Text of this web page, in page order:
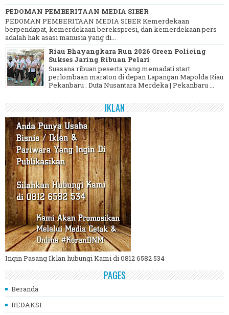
PEDOMAN PEMBERITAAN MEDIA SIBER
PEDOMAN PEMBERITAAN MEDIA SIBER Kemerdekaan
berpendapat, kemerdekaan berekspresi, dan kemerdekaan pers
adalah hak asasi manusia yang di...
Riau Bhayangkara Run 2026 Green Policing
Sukses Jaring Ribuan Pelari
Suasana ribuan peserta yang memadati start
perlombaan maraton di depan Lapangan Mapolda Riau
Pekanbaru . Duta Nusantara Merdeka | Pekanbaru ...
IKLAN
Ingin Pasang Iklan hubungi Kami di 0812 6582 534
PAGES
Beranda
REDAKSI